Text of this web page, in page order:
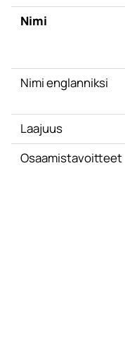
Nimi
Nimi englanniksi
Laajuus
Osaamistavoitteet